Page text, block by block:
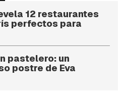
12 restaurantes
perfectos para
pastelero: un
postre de Eva